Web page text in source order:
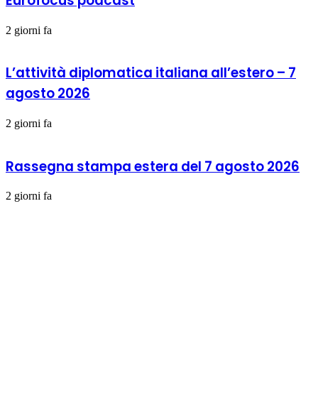
2 giorni fa
L’attività diplomatica italiana all’estero – 7
agosto 2026
2 giorni fa
Rassegna stampa estera del 7 agosto 2026
2 giorni fa